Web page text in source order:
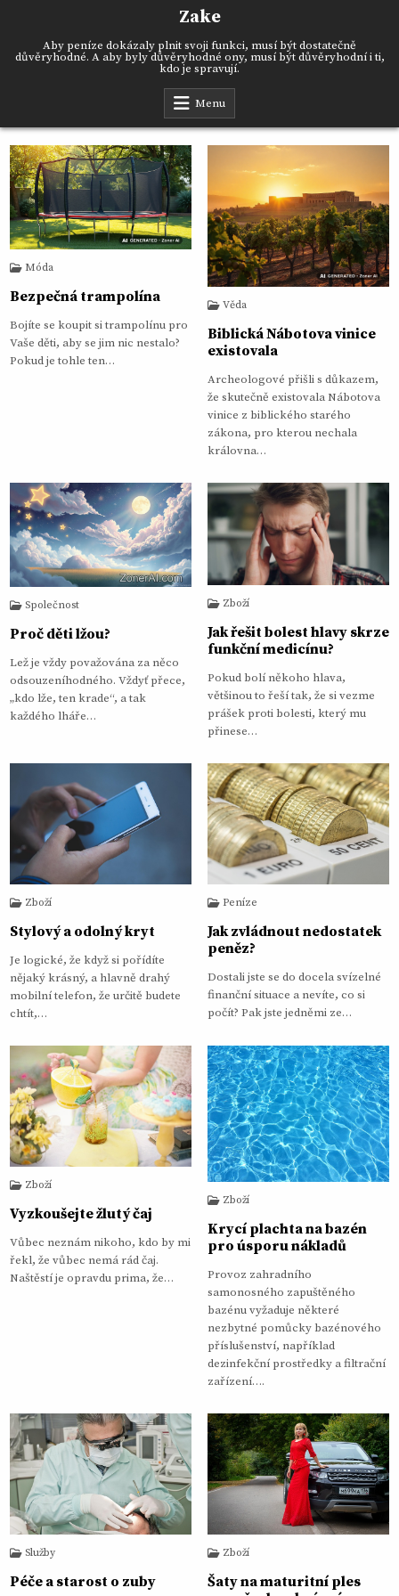
Zake
Aby peníze dokázaly plnit svoji funkci, musí být dostatečně
důvěryhodné. A aby byly důvěryhodné ony, musí být důvěryhodní i ti,
kdo je spravují.
Menu
Móda
Bezpečná trampolína
Bojíte se koupit si trampolínu pro
Vaše děti, aby se jim nic nestalo?
Pokud je tohle ten…
Věda
Biblická Nábotova vinice
existovala
Archeologové přišli s důkazem,
že skutečně existovala Nábotova
vinice z biblického starého
zákona, pro kterou nechala
královna…
Společnost
Proč děti lžou?
Lež je vždy považována za něco
odsouzeníhodného. Vždyť přece,
„kdo lže, ten krade“, a tak
každého lháře…
Zboží
Jak řešit bolest hlavy skrze
funkční medicínu?
Pokud bolí někoho hlava,
většinou to řeší tak, že si vezme
prášek proti bolesti, který mu
přinese…
Zboží
Stylový a odolný kryt
Je logické, že když si pořídíte
nějaký krásný, a hlavně drahý
mobilní telefon, že určitě budete
chtít,…
Peníze
Jak zvládnout nedostatek
peněz?
Dostali jste se do docela svízelné
finanční situace a nevíte, co si
počít? Pak jste jedněmi ze…
Zboží
Vyzkoušejte žlutý čaj
Vůbec neznám nikoho, kdo by mi
řekl, že vůbec nemá rád čaj.
Naštěstí je opravdu prima, že…
Zboží
Krycí plachta na bazén
pro úsporu nákladů
Provoz zahradního
samonosného zapuštěného
bazénu vyžaduje některé
nezbytné pomůcky bazénového
příslušenství, například
dezinfekční prostředky a filtrační
zařízení….
Služby
Péče a starost o zuby
Zboží
Šaty na maturitní ples